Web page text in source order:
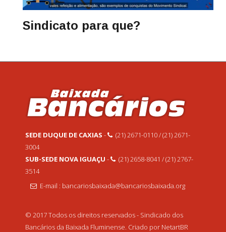
Sindicato para que?
SEDE DUQUE DE CAXIAS -
(21) 2671-0110 / (21) 2671-
3004
SUB-SEDE NOVA IGUAÇU -
(21) 2658-8041 / (21) 2767-
3514
E-mail : bancariosbaixada@bancariosbaixada.org
© 2017 Todos os direitos reservados - Sindicado dos
Bancários da Baixada Fluminense. Criado por NetartBR